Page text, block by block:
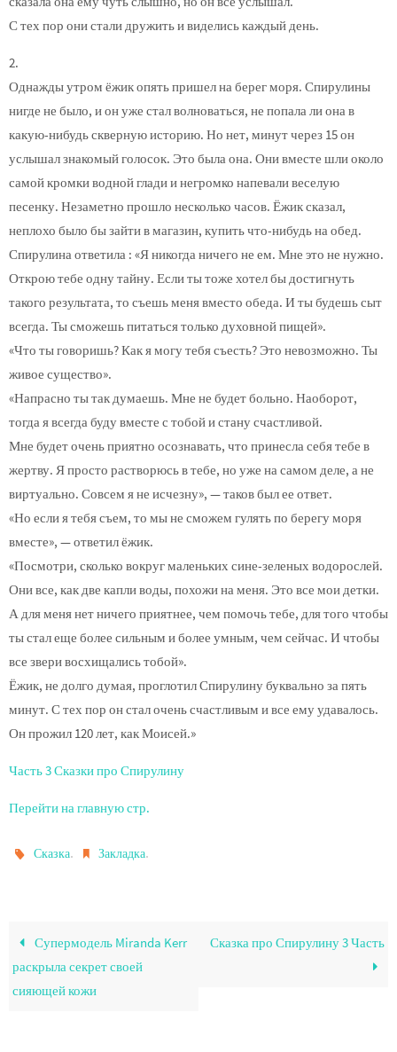
С тех пор они стали дружить и виделись каждый день.
2.
Однажды утром ёжик опять пришел на берег моря. Спирулины
нигде не было, и он уже стал волноваться, не попала ли она в
какую-нибудь скверную историю. Но нет, минут через 15 он
услышал знакомый голосок. Это была она. Они вместе шли около
самой кромки водной глади и негромко напевали веселую
песенку. Незаметно прошло несколько часов. Ёжик сказал,
неплохо было бы зайти в магазин, купить что-нибудь на обед.
Спирулина ответила : «Я никогда ничего не ем. Мне это не нужно.
Открою тебе одну тайну. Если ты тоже хотел бы достигнуть
такого результата, то съешь меня вместо обеда. И ты будешь сыт
всегда. Ты сможешь питаться только духовной пищей».
«Что ты говоришь? Как я могу тебя съесть? Это невозможно. Ты
живое существо».
«Напрасно ты так думаешь. Мне не будет больно. Наоборот,
тогда я всегда буду вместе с тобой и стану счастливой.
Мне будет очень приятно осознавать, что принесла себя тебе в
жертву. Я просто растворюсь в тебе, но уже на самом деле, а не
виртуально. Совсем я не исчезну», — таков был ее ответ.
«Но если я тебя съем, то мы не сможем гулять по берегу моря
вместе», — ответил ёжик.
«Посмотри, сколько вокруг маленьких сине-зеленых водорослей.
Они все, как две капли воды, похожи на меня. Это все мои детки.
А для меня нет ничего приятнее, чем помочь тебе, для того чтобы
ты стал еще более сильным и более умным, чем сейчас. И чтобы
все звери восхищались тобой».
Ёжик, не долго думая, проглотил Спирулину буквально за пять
минут. С тех пор он стал очень счастливым и все ему удавалось.
Он прожил 120 лет, как Моисей.»
Часть 3 Сказки про Спирулину
Перейти на главную стр.
Сказка. Закладка.
Супермодель Miranda Kerr
раскрыла секрет своей
сияющей кожи
Сказка про Спирулину 3 Часть